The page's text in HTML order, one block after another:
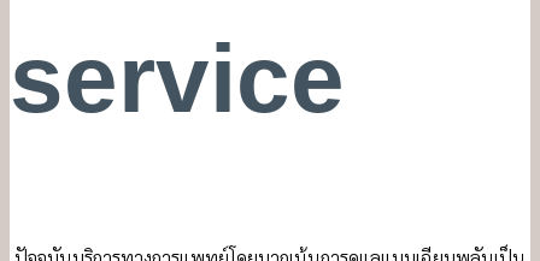
service